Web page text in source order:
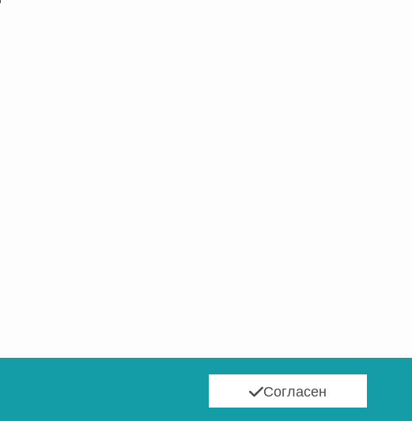
Согласен